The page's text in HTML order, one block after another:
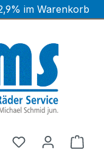
im Warenkorb